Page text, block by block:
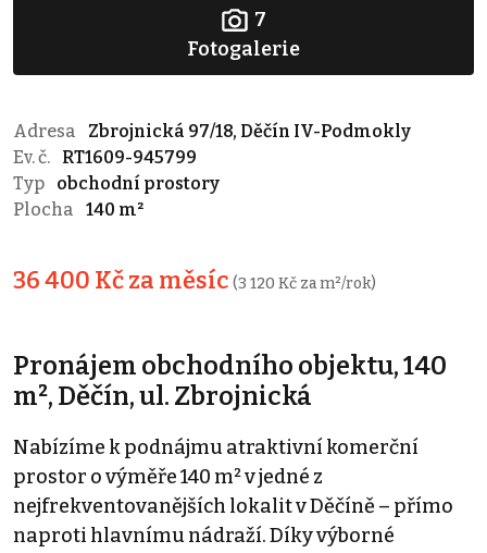
7
Fotogalerie
Adresa
Zbrojnická 97/18, Děčín IV-Podmokly
Ev. č.
RT1609-945799
Typ
obchodní prostory
Plocha
140 m²
36 400 Kč za měsíc (3 120 Kč za m²/rok)
Pronájem obchodního objektu, 140
m², Děčín, ul. Zbrojnická
Nabízíme k podnájmu atraktivní komerční
prostor o výměře 140 m² v jedné z
nejfrekventovanějších lokalit v Děčíně – přímo
naproti hlavnímu nádraží. Díky výborné